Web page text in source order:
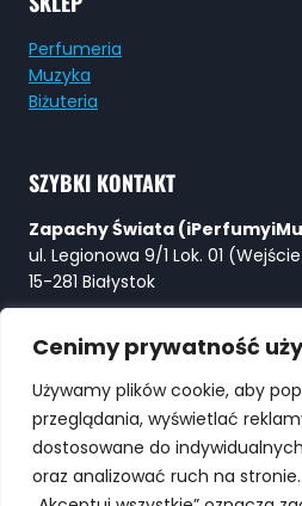
Cenimy prywatność
Używamy plików cookie, aby
przeglądania, wyświetlać
dostosowane do
oraz analizować ruch na
Perfumeria
Muzyka
Biżuteria
SZYBKI KONTAKT
Zapachy Świata
ul. Legionowa 9/1 Lok. 01
15-281 Białystok
E-mail:
WYSZUKIWARKA